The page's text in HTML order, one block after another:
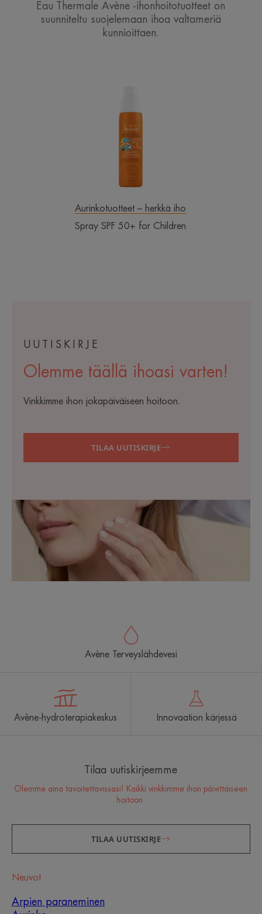
Eau Thermale Avène -ihonhoitotuotteet on
suunniteltu suojelemaan ihoa valtameriä
kunnioittaen.
50+
for
Children
Aurinkotuotteet – herkkä iho
Spray SPF 50+ for Children
UUTISKIRJE
Olemme täällä ihoasi varten!
Vinkkimme ihon jokapäiväiseen hoitoon.
TILAA UUTISKIRJE
Avène Terveyslähdevesi
Avène-hydroterapiakeskus Innovaation kärjessä
Tilaa uutiskirjeemme
Olemme aina tavoitettavissasi! Kaikki vinkkimme ihon päivittäiseen
hoitoon.
TILAA UUTISKIRJE
Neuvot
Arpien paraneminen